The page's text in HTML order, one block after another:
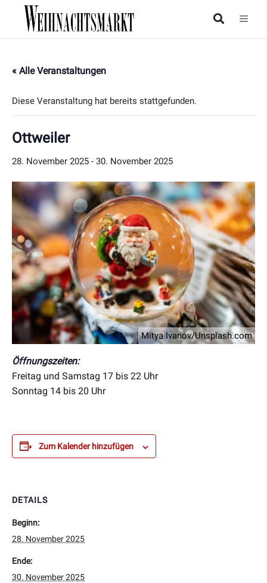
« Alle Veranstaltungen
Diese Veranstaltung hat bereits stattgefunden.
Ottweiler
28. November 2025 - 30. November 2025
Mitya Ivanov/Unsplash.com
Öffnungszeiten:
Freitag und Samstag 17 bis 22 Uhr
Sonntag 14 bis 20 Uhr
Zum Kalender hinzufügen
DETAILS
Beginn:
28. November 2025
Ende:
30. November 2025